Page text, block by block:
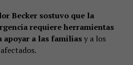
Becker sostuvo que la
requiere herramientas
apoyar a las familiasy a los